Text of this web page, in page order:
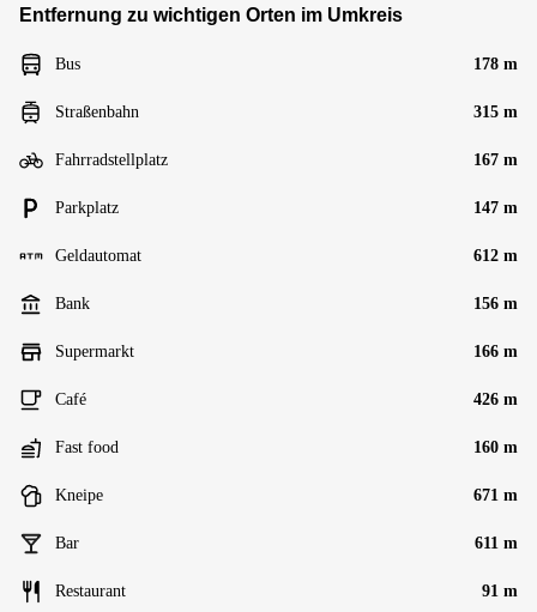
Entfernung zu wichtigen Orten im Umkreis
Bus 178 m
Straßenbahn 315 m
Fahrradstellplatz 167 m
Parkplatz 147 m
Geldautomat 612 m
Bank 156 m
Supermarkt 166 m
Café 426 m
Fast food 160 m
Kneipe 671 m
Bar 611 m
Restaurant 91 m